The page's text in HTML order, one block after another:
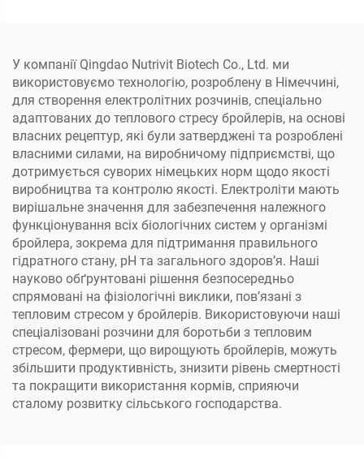
У компанії Qingdao Nutrivit Biotech Co., Ltd. ми
використовуємо технологію, розроблену в Німеччині,
для створення електролітних розчинів, спеціально
адаптованих до теплового стресу бройлерів, на основі
власних рецептур, які були затверджені та розроблені
власними силами, на виробничому підприємстві, що
дотримується суворих німецьких норм щодо якості
виробництва та контролю якості. Електроліти мають
вирішальне значення для забезпечення належного
функціонування всіх біологічних систем у організмі
бройлера, зокрема для підтримання правильного
гідратного стану, рН та загального здоров’я. Наші
науково обґрунтовані рішення безпосередньо
спрямовані на фізіологічні виклики, пов’язані з
тепловим стресом у бройлерів. Використовуючи наші
спеціалізовані розчини для боротьби з тепловим
стресом, фермери, що вирощують бройлерів, можуть
збільшити продуктивність, знизити рівень смертності
та покращити використання кормів, сприяючи
сталому розвитку сільського господарства.